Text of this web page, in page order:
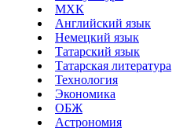
МХК
Английский язык
Немецкий язык
Татарский язык
Татарская литература
Технология
Экономика
ОБЖ
Астрономия